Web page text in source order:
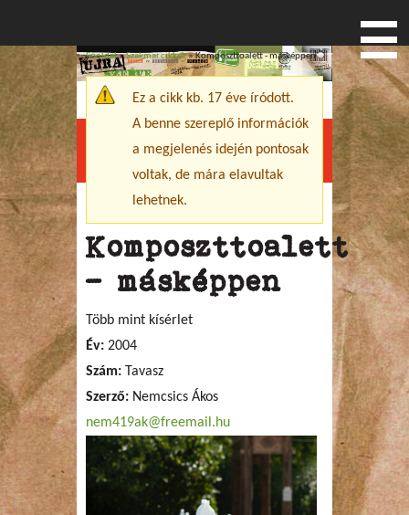
Menu
Jelenlegi hely
Főoldal»Szakmai cikkek» Komposzttoalett - másképpen
Figyelmeztető üzenet
Ez a cikk kb. 17 éve íródott.
A benne szereplő információk
a megjelenés idején pontosak
voltak, de mára elavultak
lehetnek.
Komposzttoalett
- másképpen
Több mint kísérlet
Év: 2004
Szám: Tavasz
Szerző: Nemcsics Ákos
nem419ak@freemail.hu